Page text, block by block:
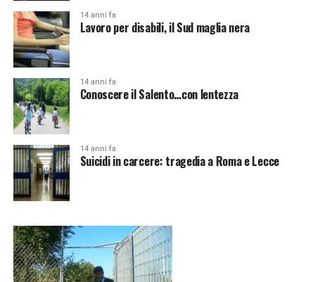
14 anni fa
Lavoro per disabili, il Sud maglia nera
14 anni fa
Conoscere il Salento…con lentezza
14 anni fa
Suicidi in carcere: tragedia a Roma e Lecce